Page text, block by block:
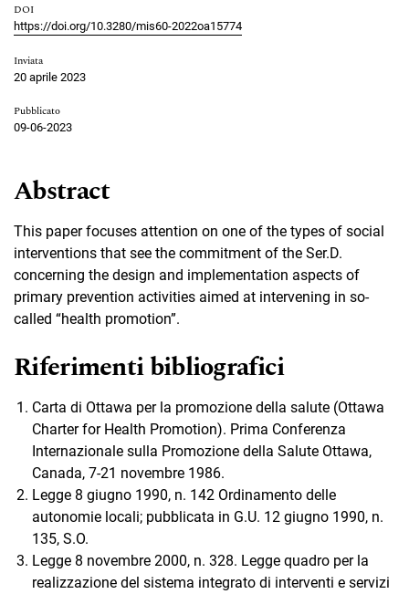
DOI
https://doi.org/10.3280/mis60-2022oa15774
Inviata
20 aprile 2023
Pubblicato
09-06-2023
Abstract
This paper focuses attention on one of the types of social
interventions that see the commitment of the Ser.D.
concerning the design and implementation aspects of
primary prevention activities aimed at intervening in so-
called “health promotion”.
Riferimenti bibliografici
Carta di Ottawa per la promozione della salute (Ottawa
Charter for Health Promotion). Prima Conferenza
Internazionale sulla Promozione della Salute Ottawa,
Canada, 7-21 novembre 1986.
Legge 8 giugno 1990, n. 142 Ordinamento delle
autonomie locali; pubblicata in G.U. 12 giugno 1990, n.
135, S.O.
Legge 8 novembre 2000, n. 328. Legge quadro per la
realizzazione del sistema integrato di interventi e servizi